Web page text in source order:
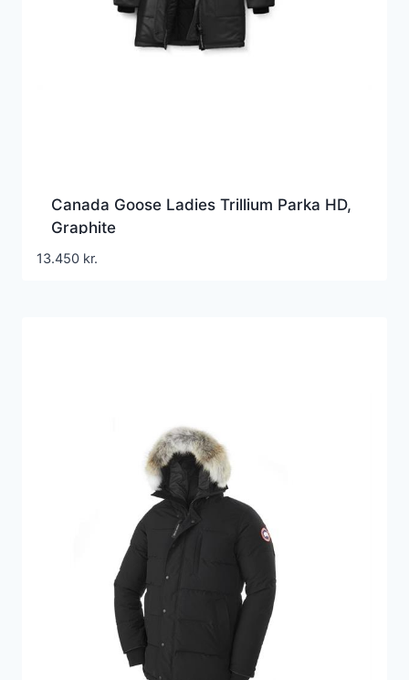
Canada Goose Ladies Trillium Parka HD,
Graphite
13.450 kr.